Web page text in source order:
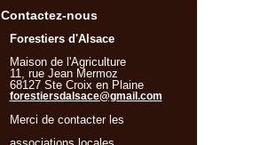
Contactez-nous
Forestiers d'Alsace
Maison de l'Agriculture
11, rue Jean Mermoz
68127 Ste Croix en Plaine
forestiersdalsace@gmail.com
Merci de contacter les